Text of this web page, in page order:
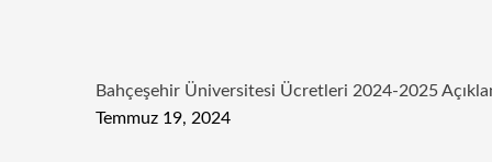
Bahçeşehir Üniversitesi Ücretleri 2024-2025
Temmuz 19, 2024